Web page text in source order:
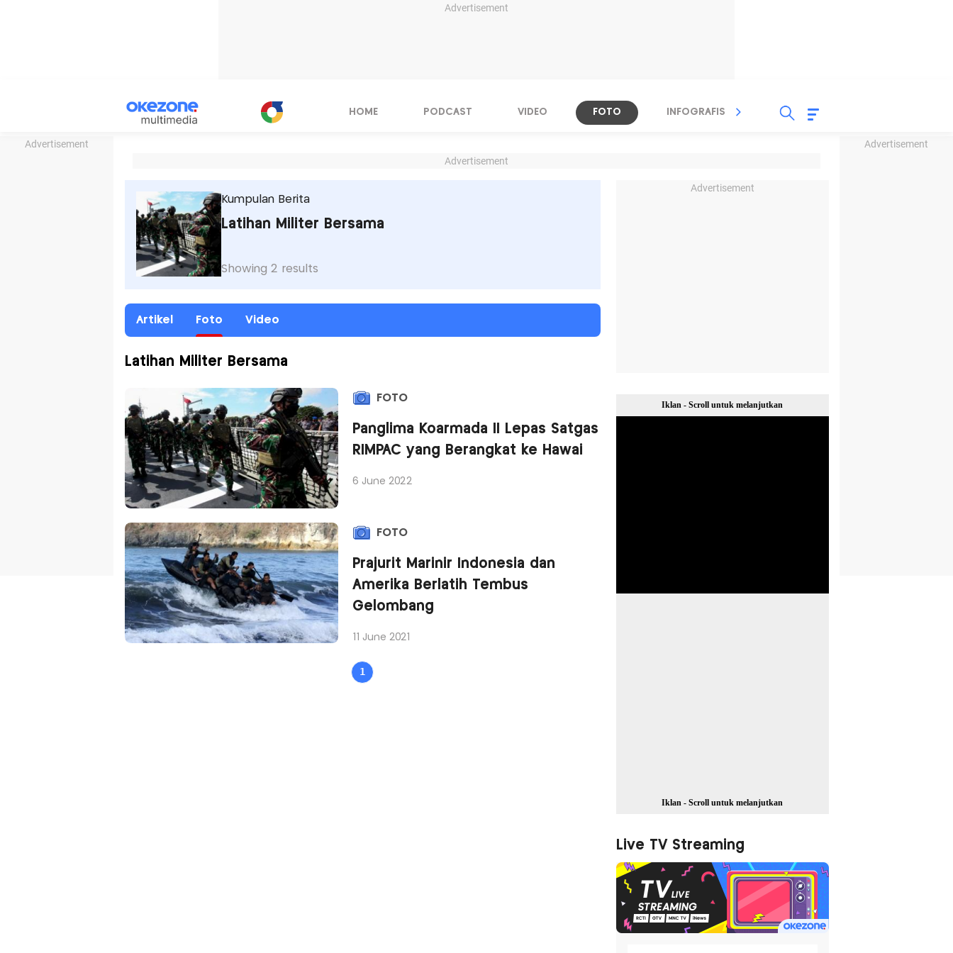
Advertisement
Advertisement Advertisement
HOME PODCAST VIDEO FOTO INFOGRAFIS TV STREAMING
Advertisement
Kumpulan Berita
Latihan Militer Bersama
Showing 2 results
Artikel Foto Video
Latihan Militer Bersama
FOTO
Panglima Koarmada II Lepas Satgas
RIMPAC yang Berangkat ke Hawai
6 June 2022
FOTO
Prajurit Marinir Indonesia dan
Amerika Berlatih Tembus
Gelombang
11 June 2021
1
Advertisement
Iklan - Scroll untuk melanjutkan
Iklan - Scroll untuk melanjutkan
Live TV Streaming